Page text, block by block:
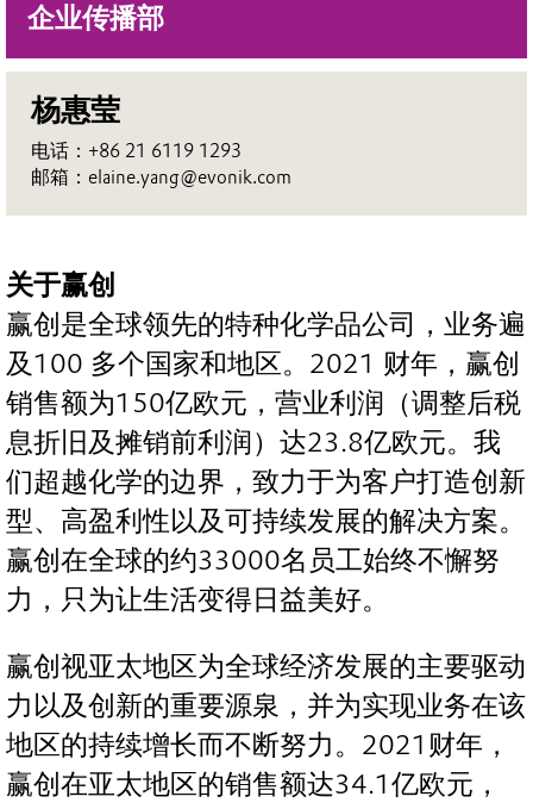
企业传播部
杨惠莹
电话：+86 21 6119 1293
邮箱：elaine.yang@evonik.com
关于赢创
赢创是全球领先的特种化学品公司，业务遍
及100 多个国家和地区。2021 财年，赢创
销售额为150亿欧元，营业利润（调整后税
息折旧及摊销前利润）达23.8亿欧元。我
们超越化学的边界，致力于为客户打造创新
型、高盈利性以及可持续发展的解决方案。
赢创在全球的约33000名员工始终不懈努
力，只为让生活变得日益美好。
赢创视亚太地区为全球经济发展的主要驱动
力以及创新的重要源泉，并为实现业务在该
地区的持续增长而不断努力。2021财年，
赢创在亚太地区的销售额达34.1亿欧元，